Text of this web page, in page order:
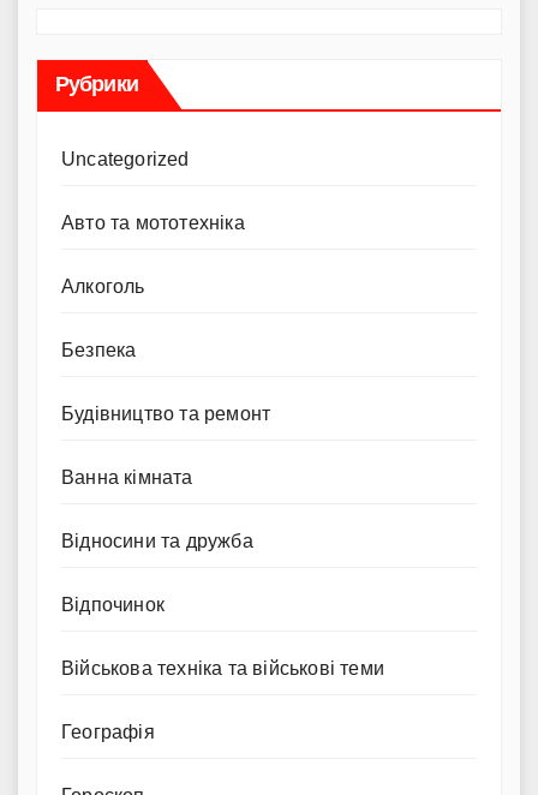
Рубрики
Uncategorized
Авто та мототехніка
Алкоголь
Безпека
Будівництво та ремонт
Ванна кімната
Відносини та дружба
Відпочинок
Військова техніка та військові теми
Географія